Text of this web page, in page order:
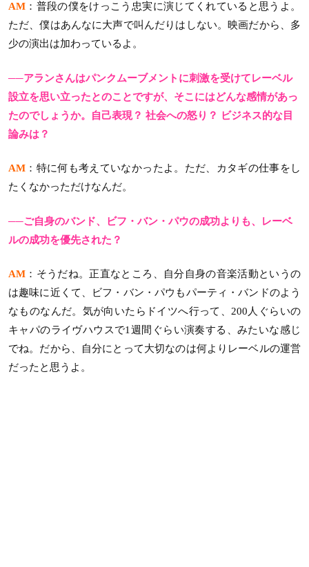
AM ：普段の僕をけっこう忠実に演じてくれていると思うよ。
ただ、僕はあんなに大声で叫んだりはしない。映画だから、多
少の演出は加わっているよ。
──アランさんはパンクムーブメントに刺激を受けてレーベル
設立を思い立ったとのことですが、そこにはどんな感情があっ
たのでしょうか。自己表現？ 社会への怒り？ ビジネス的な目
論みは？
AM ：特に何も考えていなかったよ。ただ、カタギの仕事をし
たくなかっただけなんだ。
──ご自身のバンド、ビフ・バン・パウの成功よりも、レーベ
ルの成功を優先された？
AM ：そうだね。正直なところ、自分自身の音楽活動というの
は趣味に近くて、ビフ・バン・パウもパーティ・バンドのよう
なものなんだ。気が向いたらドイツへ行って、200人ぐらいの
キャパのライヴハウスで1週間ぐらい演奏する、みたいな感じ
でね。だから、自分にとって大切なのは何よりレーベルの運営
だったと思うよ。